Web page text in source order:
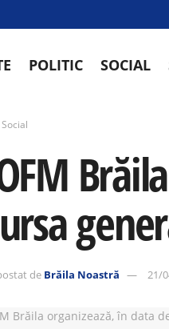
POLITIC SOCIAL
Social
de Brăila Noastră 21/